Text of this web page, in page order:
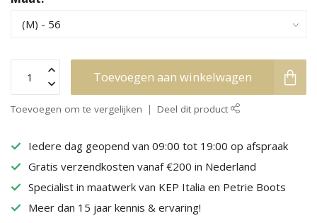
Toevoegen aan winkelwagen
Toevoegen om te vergelijken Deel dit product
Iedere dag geopend van 09:00 tot 19:00 op afspraak
Gratis verzendkosten vanaf €200 in Nederland
Specialist in maatwerk van KEP Italia en Petrie Boots
Meer dan 15 jaar kennis & ervaring!